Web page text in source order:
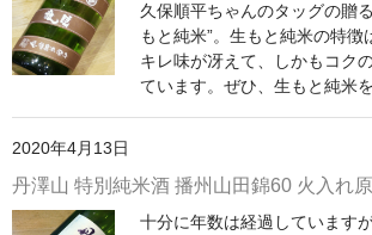
隆・丹沢山 川西屋酒造店（神奈川県足柄
長珍 長珍酒造（愛知県津島市）
天遊琳・伊勢の白酒 タカハシ酒造（三
るみ子の酒・英・妙の華 森喜酒造（三重
久保順平ちゃんのタッグの贈
もと純米”。生もと純米の特徴
キレ味が冴えて、しかもコク
ています。ぜひ、生もと純米
2020年4月13日
丹澤山 特別純米酒 播州山田錦60 火入れ
十分に年数は経過しています